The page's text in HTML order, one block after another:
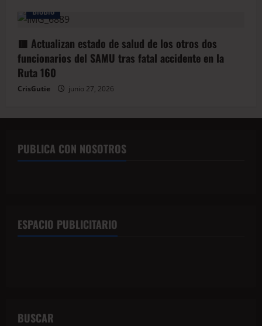
BioBio
🟥 Actualizan estado de salud de los otros dos
funcionarios del SAMU tras fatal accidente en la
Ruta 160
CrisGutie junio 27, 2026
PUBLICA CON NOSOTROS
ESPACIO PUBLICITARIO
BUSCAR